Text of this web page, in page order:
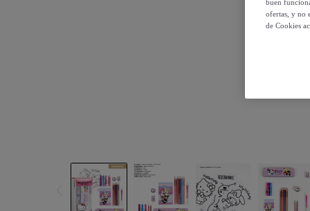
buen
ofertas, y no
de Cookies